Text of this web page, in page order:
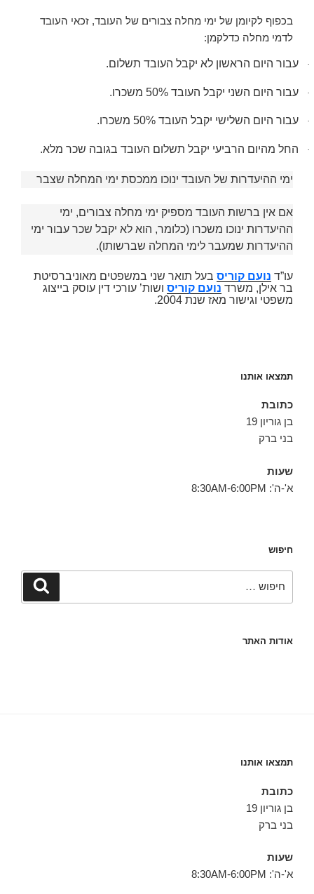
בכפוף לקיומן של ימי מחלה צבורים של העובד, זכאי העובד
לדמי מחלה כדלקמן:
· עבור היום הראשון לא יקבל העובד תשלום.
· עבור היום השני יקבל העובד 50% משכרו .
· עבור היום השלישי יקבל העובד 50% משכרו .
· החל מהיום הרביעי יקבל תשלום העובד בגובה שכר מלא.
ימי ההיעדרות של העובד ינוכו ממכסת ימי המחלה שצבר
אם אין ברשות העובד מספיק ימי מחלה צבורים, ימי
ההיעדרות ינוכו משכרו (כלומר, הוא לא יקבל שכר עבור ימי
ההיעדרות שמעבר לימי המחלה שברשותו).
עו”ד נועם קוריס בעל תואר שני במשפטים מאוניברסיטת
בר אילן, משרד נועם קוריס ושות’ עורכי דין עוסק בייצוג
משפטי וגישור מאז שנת 2004.
תמצאו אותנו
כתובת
בן גוריון 19
בני ברק
שעות
א'-ה': 8:30AM-6:00PM
חיפוש
חיפוש
אודות האתר
תמצאו אותנו
כתובת
בן גוריון 19
בני ברק
שעות
א'-ה': 8:30AM-6:00PM